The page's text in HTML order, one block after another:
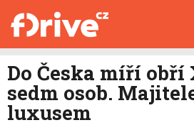
KATALOG
MAPA STANIC
HYBRIDY
E-MOTORSPORT
OSTATNÍ
Facebook Google
Do Česka míří obří
sedm osob.
luxusem